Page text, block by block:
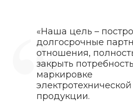
«Наша цель –
долгосрочные
отношения,
закрыть
маркировке
электротехнической
продукции.